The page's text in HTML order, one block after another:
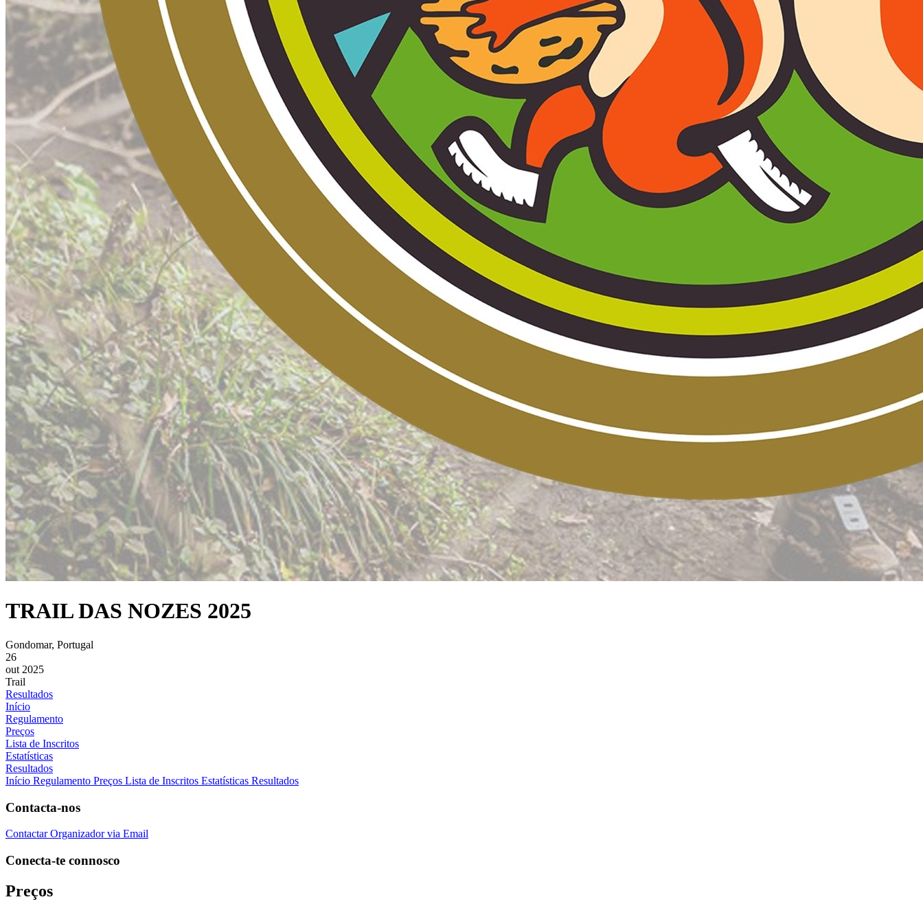
TRAIL DAS NOZES 2025
Gondomar, Portugal
26
out 2025
Trail
Resultados
Início
Regulamento
Preços
Lista de Inscritos
Estatísticas
Resultados
Início Regulamento Preços Lista de Inscritos Estatísticas Resultados
Contacta-nos
Contactar Organizador via Email
Conecta-te connosco
Preços